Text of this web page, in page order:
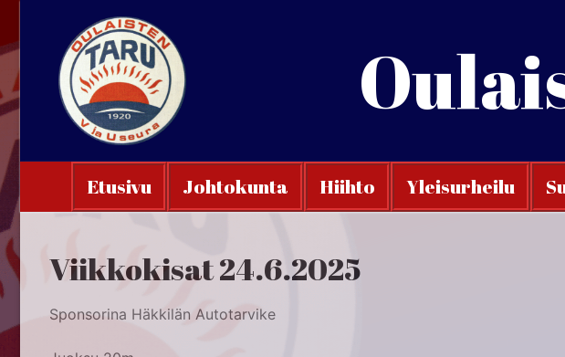
sisältöön
Etusivu Johtokunta Hiihto Yleisurheilu
Viikkokisat 24.6.2025
Sponsorina Häkkilän Autotarvike